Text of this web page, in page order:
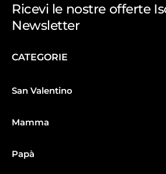
Ricevi le nostre offerte
Newsletter
CATEGORIE
San Valentino
Mamma
Papà